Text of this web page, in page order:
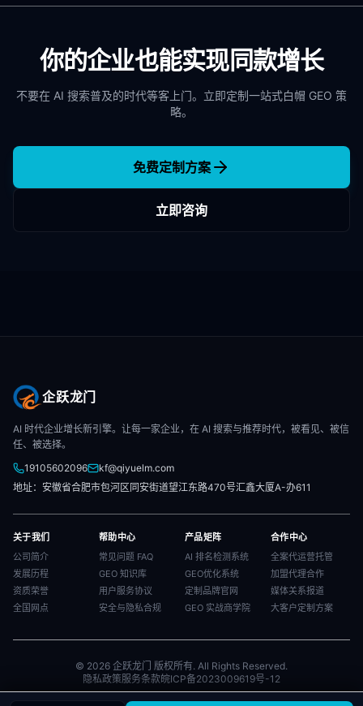
你的企业也能实现同款增长
不要在 AI 搜索普及的时代等客上门。立即定制一站式白帽 GEO 策
略。
免费定制方案
立即咨询
企跃龙门
AI 时代企业增长新引擎。让每一家企业，在 AI 搜索与推荐时代，被看见、被信
任、被选择。
19105602096
kf@qiyuelm.com
地址：安徽省合肥市包河区同安街道望江东路470号汇鑫大厦A-办611
关于我们
公司简介
发展历程
资质荣誉
全国网点
帮助中心
常见问题 FAQ
GEO 知识库
用户服务协议
安全与隐私合规
产品矩阵
AI 排名检测系统
GEO优化系统
定制品牌官网
GEO 实战商学院
合作中心
全案代运营托管
加盟代理合作
媒体关系报道
大客户定制方案
© 2026 企跃龙门 版权所有. All Rights Reserved.
隐私政策服务条款皖ICP备2023009619号-12